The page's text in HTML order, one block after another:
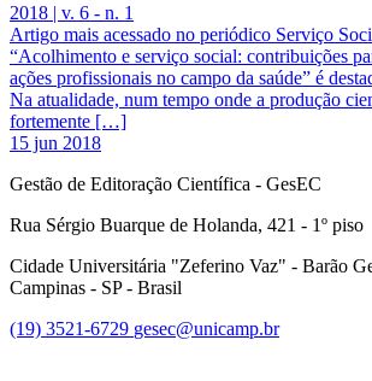
2018 | v. 6 - n. 1
Artigo mais acessado no periódico Serviço
“Acolhimento e serviço social: contribuições
ações profissionais no campo da saúde” é
Na atualidade, num tempo onde a produção
fortemente […]
15 jun 2018
Gestão de Editoração Científica - GesEC
Rua Sérgio Buarque de Holanda, 421 - 1º piso
Cidade Universitária "Zeferino Vaz" - Barão
Campinas - SP - Brasil
(19) 3521-6729 gesec@unicamp.br